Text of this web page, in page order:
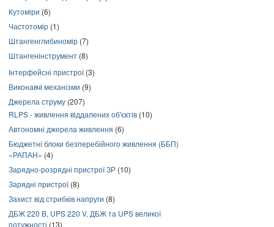
Кутоміри (6)
Частотомір (1)
Штангенглибиномір (7)
Штангенінструмент (8)
Інтерфейсні пристрої(3)
Виконавчі механізми (9)
Джерела струму (207)
RLPS - живлення віддалених об'єктів (10)
Автономні джерела живлення (6)
Бюджетні блоки безперебійного живлення (ББП)
«РАПАН» (4)
Зарядно-розрядні пристрої ЗР (10)
Зарядні пристрої(8)
Захист від стрибків напруги (8)
ДБЖ 220 В, UPS 220 V, ДБЖ та UPS великої
потужності (13)